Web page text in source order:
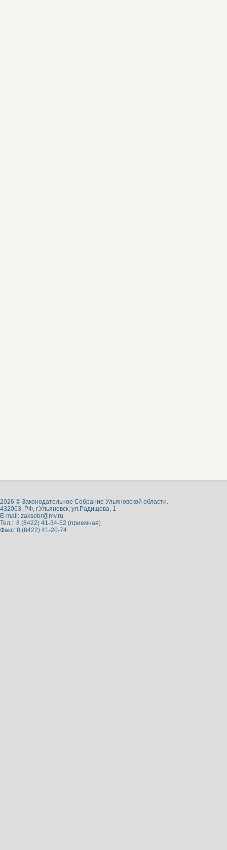
2026 © Законодательное Собрание Ульяновской области.
432063, РФ, г.Ульяновск, ул.Радищева, 1
E-mail: zaksobr@mv.ru
Тел.: 8 (8422) 41-34-52 (приемная)
Факс: 8 (8422) 41-20-74